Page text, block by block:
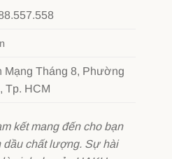
Mạng Tháng 8, Phường
Tp. HCM
kết mang đến cho bạn
dầu chất lượng. Sự hài